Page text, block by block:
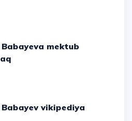
Babayev vikipediya